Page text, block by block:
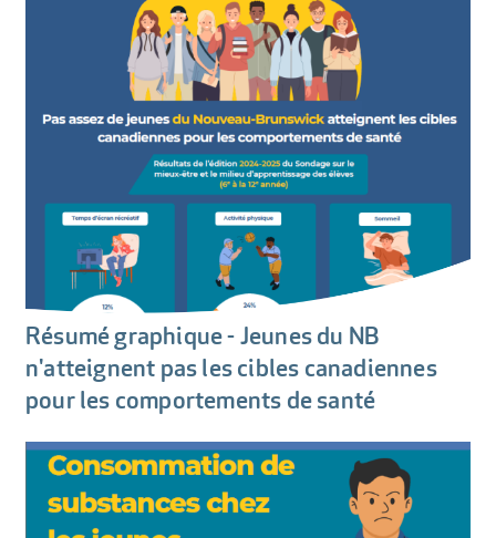
Résumé graphique - Jeunes du NB
n'atteignent pas les cibles canadiennes
pour les comportements de santé